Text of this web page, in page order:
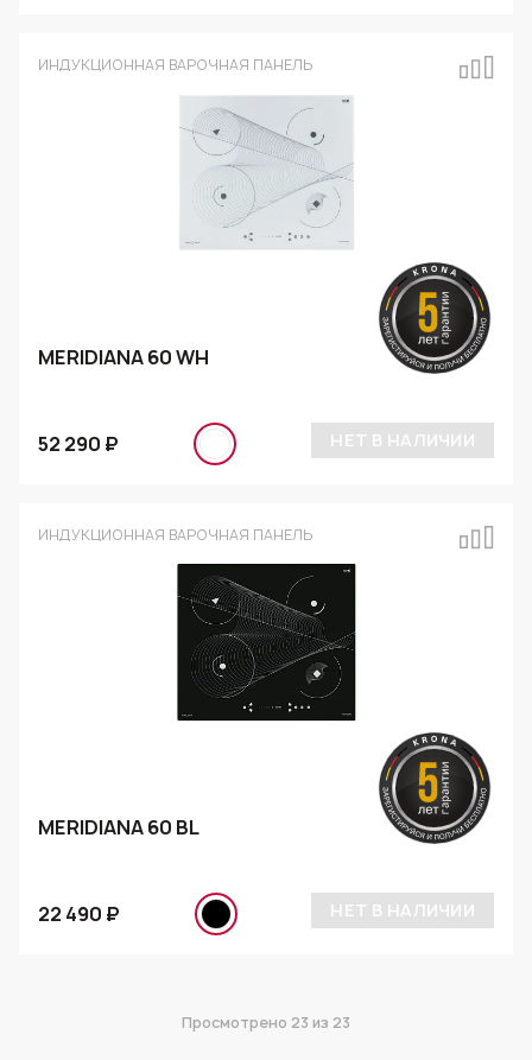
ИНДУКЦИОННАЯ ВАРОЧНАЯ ПАНЕЛЬ
MERIDIANA 60 WH
52 290 ₽ НЕТ В НАЛИЧИИ
ИНДУКЦИОННАЯ ВАРОЧНАЯ ПАНЕЛЬ
MERIDIANA 60 BL
22 490 ₽ НЕТ В НАЛИЧИИ
Просмотрено 23 из 23